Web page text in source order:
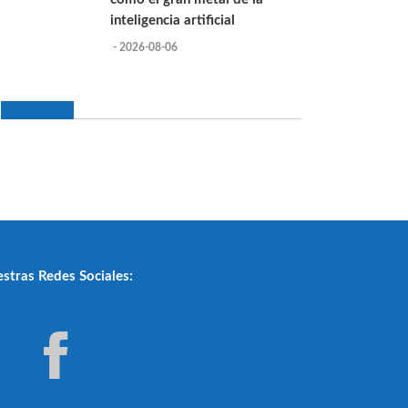
inteligencia artificial
- 2026-08-06
Redes Sociales: